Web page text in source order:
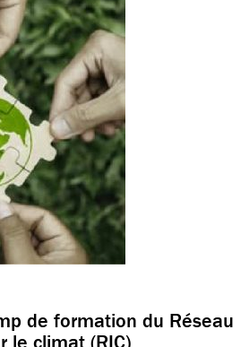
de formation du Réseau
le climat (RIC)